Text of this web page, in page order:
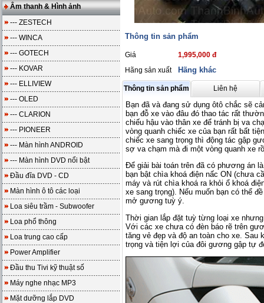
Âm thanh & Hình ảnh
--- ZESTECH
--- WINCA
--- GOTECH
--- KOVAR
--- ELLIVIEW
--- OLED
--- CLARION
--- PIONEER
--- Màn hình ANDROID
--- Màn hình DVD nổi bật
Đầu đĩa DVD - CD
Màn hình ô tô các loại
Loa siêu trầm - Subwoofer
Loa phổ thông
Loa trung cao cấp
Power Amplifier
Đầu thu Tivi kỹ thuật số
Máy nghe nhạc MP3
Mặt dưỡng lắp DVD
Thông tin sản phẩm
Giá
1,995,000 đ
Hãng sản xuất
Hãng khác
Thông tin sản phẩm Liên hệ
Bạn đã và đang sử dụng ôtô chắc sẽ
bạn đỗ xe vào đâu đó thao tác rất
chiếu hậu vào thân xe để tránh bị va
vòng quanh chiếc xe của bạn rất bất
chiếc xe sang trọng thì động tác gập
sợ va chạm mà đi một vòng quanh xe
Để giải bài toán trên đã có phương án
bạn bật chìa khoá điện nấc ON (chưa
máy và rút chìa khoá ra khỏi ổ khoá
xe sang trọng). Nếu muốn bạn có thể
mở gương tuỳ ý.
Thời gian lắp đặt tuỳ từng loại xe
Với các xe chưa có đèn báo rẽ trên
tăng vẻ đẹp và độ an toàn cho xe.
trọng và tiện lợi của đôi gương gập tự